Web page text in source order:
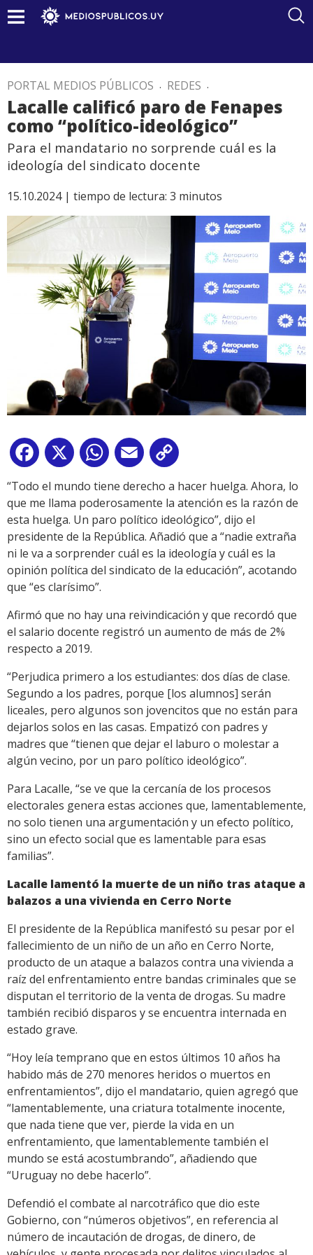
PORTAL MEDIOS PÚBLICOS . REDES .
Lacalle calificó paro de Fenapes
como “político-ideológico”
Para el mandatario no sorprende cuál es la
ideología del sindicato docente
15.10.2024 | tiempo de lectura: 3 minutos
Facebook
X WhatsApp
Email
Link
“Todo el mundo tiene derecho a hacer huelga. Ahora, lo
que me llama poderosamente la atención es la razón de
esta huelga. Un paro político ideológico”, dijo el
presidente de la República. Añadió que a “nadie extraña
ni le va a sorprender cuál es la ideología y cuál es la
opinión política del sindicato de la educación”, acotando
que “es clarísimo”.
Afirmó que no hay una reivindicación y que recordó que
el salario docente registró un aumento de más de 2%
respecto a 2019.
“Perjudica primero a los estudiantes: dos días de clase.
Segundo a los padres, porque [los alumnos] serán
liceales, pero algunos son jovencitos que no están para
dejarlos solos en las casas. Empatizó con padres y
madres que “tienen que dejar el laburo o molestar a
algún vecino, por un paro político ideológico”.
Para Lacalle, “se ve que la cercanía de los procesos
electorales genera estas acciones que, lamentablemente,
no solo tienen una argumentación y un efecto político,
sino un efecto social que es lamentable para esas
familias”.
Lacalle lamentó la muerte de un niño tras ataque a
balazos a una vivienda en Cerro Norte
El presidente de la República manifestó su pesar por el
fallecimiento de un niño de un año en Cerro Norte,
producto de un ataque a balazos contra una vivienda a
raíz del enfrentamiento entre bandas criminales que se
disputan el territorio de la venta de drogas. Su madre
también recibió disparos y se encuentra internada en
estado grave.
“Hoy leía temprano que en estos últimos 10 años ha
habido más de 270 menores heridos o muertos en
enfrentamientos”, dijo el mandatario, quien agregó que
“lamentablemente, una criatura totalmente inocente,
que nada tiene que ver, pierde la vida en un
enfrentamiento, que lamentablemente también el
mundo se está acostumbrando”, añadiendo que
“Uruguay no debe hacerlo”.
Defendió el combate al narcotráfico que dio este
Gobierno, con “números objetivos”, en referencia al
número de incautación de drogas, de dinero, de